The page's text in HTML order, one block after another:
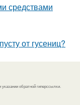
средствами
от гусениц?
обратной гиперссылки.